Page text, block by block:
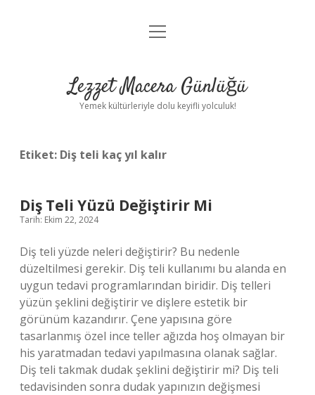
Anasayfa
Yasal Uyarı
menüyü
Lezzet Macera Günlüğü
Yemek kültürleriyle dolu keyifli yolculuk!
Etiket: Diş teli kaç yıl kalır
Diş Teli Yüzü Değiştirir Mi
Tarih: Ekim 22, 2024
Diş teli yüzde neleri değiştirir? Bu nedenle
düzeltilmesi gerekir. Diş teli kullanımı bu alanda en
uygun tedavi programlarından biridir. Diş telleri
yüzün şeklini değiştirir ve dişlere estetik bir
görünüm kazandırır. Çene yapısına göre
tasarlanmış özel ince teller ağızda hoş olmayan bir
his yaratmadan tedavi yapılmasına olanak sağlar.
Diş teli takmak dudak şeklini değiştirir mi? Diş teli
tedavisinden sonra dudak yapınızın değişmesi